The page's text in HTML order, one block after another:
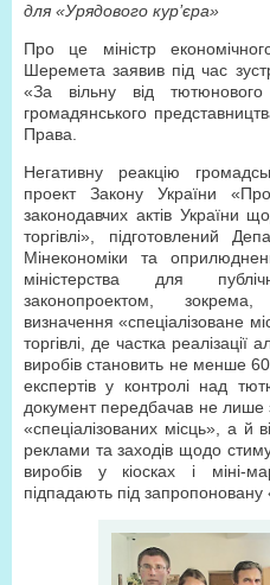
для «Урядового кур’єра»
Про це міністр
Шеремета заявив під час
«За вільну від
громадянського
Права.
Негативну реакцію
проект Закону України
законодавчих актів України
торгівлі», підготовлений
Мінекономіки та
міністерства для
законопроектом,
визначення «спеціалізоване
торгівлі, де частка реалізації
виробів становить не менше
експертів у контролі над
документ передбачав не лише
«спеціалізованих місць», а й
реклами та заходів щодо
виробів у кіосках і міні-
підпадають під запропоновану